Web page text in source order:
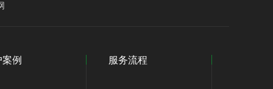
例 服务流程